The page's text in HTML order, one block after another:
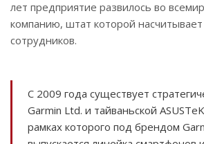
лет предприятие развилось во
компанию, штат которой
сотрудников.
С 2009 года существует
Garmin Ltd. и тайваньской
рамках которого под брендом